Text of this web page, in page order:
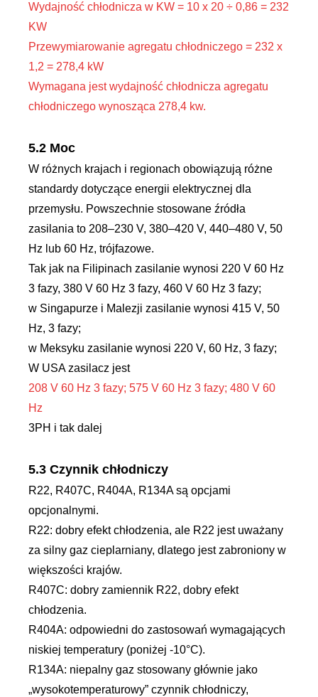
Wydajność chłodnicza w KW = 10 x 20 ÷ 0,86 = 232
KW
Przewymiarowanie agregatu chłodniczego = 232 x
1,2 = 278,4 kW
Wymagana jest wydajność chłodnicza agregatu
chłodniczego wynosząca 278,4 kw.
5.2 Moc
W różnych krajach i regionach obowiązują różne
standardy dotyczące energii elektrycznej dla
przemysłu. Powszechnie stosowane źródła
zasilania to 208–230 V, 380–420 V, 440–480 V, 50
Hz lub 60 Hz, trójfazowe.
Tak jak na Filipinach zasilanie wynosi 220 V 60 Hz
3 fazy, 380 V 60 Hz 3 fazy, 460 V 60 Hz 3 fazy;
w Singapurze i Malezji zasilanie wynosi 415 V, 50
Hz, 3 fazy;
w Meksyku zasilanie wynosi 220 V, 60 Hz, 3 fazy;
W USA zasilacz jest
208 V 60 Hz 3 fazy; 575 V 60 Hz 3 fazy; 480 V 60
Hz
3PH i tak dalej
5.3 Czynnik chłodniczy
R22, R407C, R404A, R134A są opcjami
opcjonalnymi.
R22: dobry efekt chłodzenia, ale R22 jest uważany
za silny gaz cieplarniany, dlatego jest zabroniony w
większości krajów.
R407C: dobry zamiennik R22, dobry efekt
chłodzenia.
R404A: odpowiedni do zastosowań wymagających
niskiej temperatury (poniżej -10°C).
R134A: niepalny gaz stosowany głównie jako
„wysokotemperaturowy” czynnik chłodniczy,